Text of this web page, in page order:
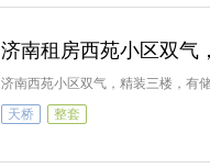
济南租房西苑小区双气
济南西苑小区双气，精装三楼，有
天桥
整套